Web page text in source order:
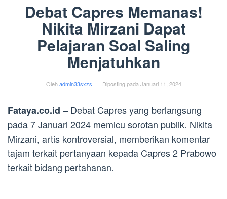
Debat Capres Memanas!
Nikita Mirzani Dapat
Pelajaran Soal Saling
Menjatuhkan
Olehadmin33sxzs Diposting pada Januari 11, 2024
Fataya.co.id – Debat Capres yang berlangsung
pada 7 Januari 2024 memicu sorotan publik. Nikita
Mirzani, artis kontroversial, memberikan komentar
tajam terkait pertanyaan kepada Capres 2 Prabowo
terkait bidang pertahanan.